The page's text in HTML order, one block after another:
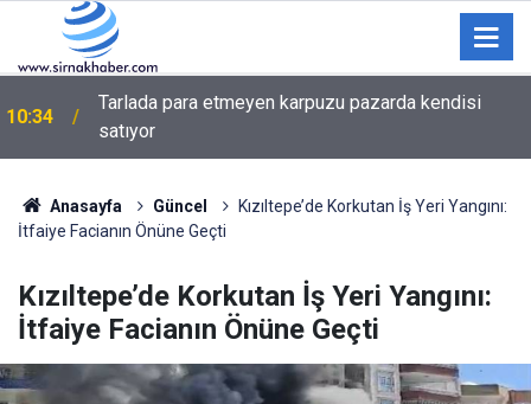
10:34
Tarlada para etmeyen karpuzu pazarda kendisi
satıyor
Anasayfa Güncel
Kızıltepe’de Korkutan İş Yeri Yangını:
İtfaiye Facianın Önüne Geçti
Kızıltepe’de Korkutan İş Yeri Yangını:
İtfaiye Facianın Önüne Geçti